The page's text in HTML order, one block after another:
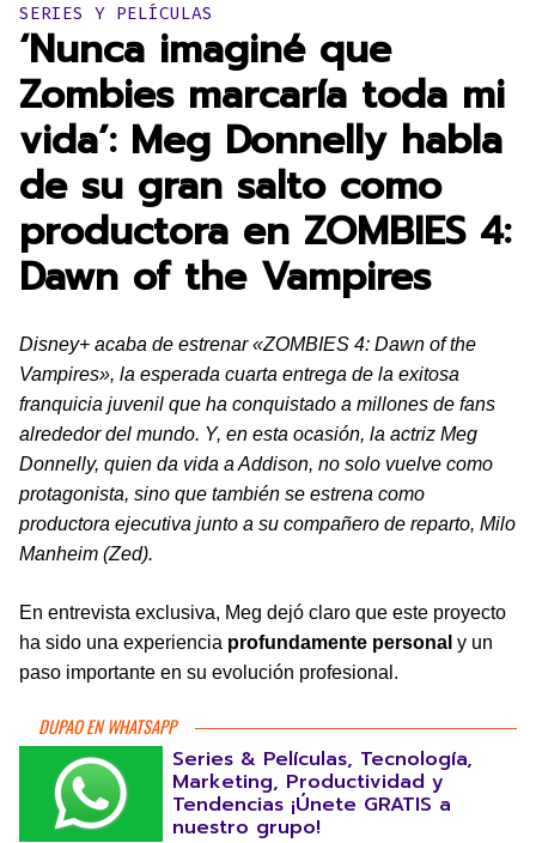
Publicado en:
SERIES Y PELÍCULAS
‘Nunca imaginé que
Zombies marcaría toda mi
vida’: Meg Donnelly habla
de su gran salto como
productora en ZOMBIES 4:
Dawn of the Vampires
Disney+ acaba de estrenar «ZOMBIES 4: Dawn of the
Vampires», la esperada cuarta entrega de la exitosa
franquicia juvenil que ha conquistado a millones de fans
alrededor del mundo. Y, en esta ocasión, la actriz Meg
Donnelly, quien da vida a Addison, no solo vuelve como
protagonista, sino que también se estrena como
productora ejecutiva junto a su compañero de reparto, Milo
Manheim (Zed).
En entrevista exclusiva, Meg dejó claro que este proyecto
ha sido una experiencia profundamente personal y un
paso importante en su evolución profesional.
DUPAO EN WHATSAPP
Series & Películas, Tecnología,
Marketing, Productividad y
Tendencias ¡Únete GRATIS a
nuestro grupo!